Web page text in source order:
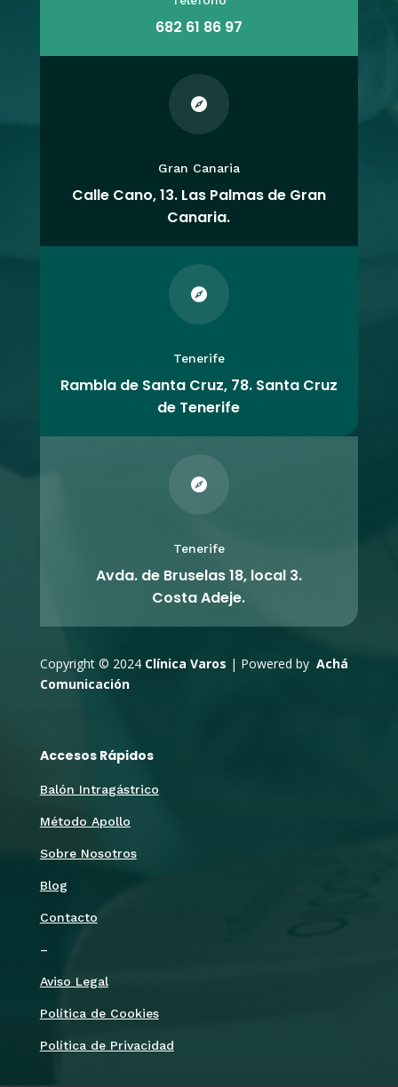
682 61 86 97

Gran Canaria
Calle Cano, 13. Las Palmas de Gran
Canaria.

Tenerife
Rambla de Santa Cruz, 78. Santa Cruz
de Tenerife

Tenerife
Avda. de Bruselas 18, local 3.
Costa Adeje.
Copyright © 2024 Clínica Varos | Powered by Achá
Comunicación
Accesos Rápidos
Balón Intragástrico
Método Apollo
Sobre Nosotros
Blog
Contacto
–
Aviso Legal
Política de Cookies
Política de Privacidad